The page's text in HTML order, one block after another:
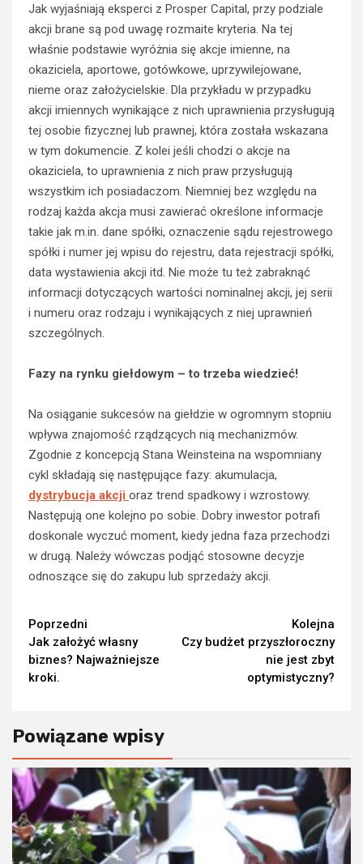
Jak wyjaśniają eksperci z Prosper Capital, przy podziale
akcji brane są pod uwagę rozmaite kryteria. Na tej
właśnie podstawie wyróżnia się akcje imienne, na
okaziciela, aportowe, gotówkowe, uprzywilejowane,
nieme oraz założycielskie. Dla przykładu w przypadku
akcji imiennych wynikające z nich uprawnienia przysługują
tej osobie fizycznej lub prawnej, która została wskazana
w tym dokumencie. Z kolei jeśli chodzi o akcje na
okaziciela, to uprawnienia z nich praw przysługują
wszystkim ich posiadaczom. Niemniej bez względu na
rodzaj każda akcja musi zawierać określone informacje
takie jak m.in. dane spółki, oznaczenie sądu rejestrowego
spółki i numer jej wpisu do rejestru, data rejestracji spółki,
data wystawienia akcji itd. Nie może tu też zabraknąć
informacji dotyczących wartości nominalnej akcji, jej serii
i numeru oraz rodzaju i wynikających z niej uprawnień
szczególnych.
Fazy na rynku giełdowym – to trzeba wiedzieć!
Na osiąganie sukcesów na giełdzie w ogromnym stopniu
wpływa znajomość rządzących nią mechanizmów.
Zgodnie z koncepcją Stana Weinsteina na wspomniany
cykl składają się następujące fazy: akumulacja,
dystrybucja akcji oraz trend spadkowy i wzrostowy.
Następują one kolejno po sobie. Dobry inwestor potrafi
doskonale wyczuć moment, kiedy jedna faza przechodzi
w drugą. Należy wówczas podjąć stosowne decyzje
odnoszące się do zakupu lub sprzedaży akcji.
Continue
Reading
Poprzedni
Jak założyć własny
biznes? Najważniejsze
kroki.
Kolejna
Czy budżet przyszłoroczny
nie jest zbyt
optymistyczny?
Powiązane wpisy